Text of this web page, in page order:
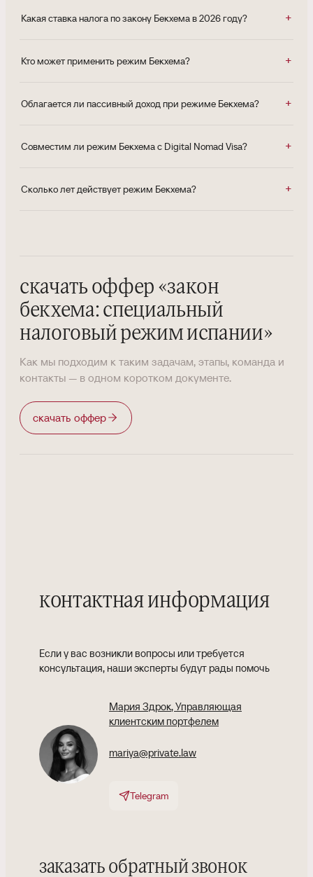
Какая ставка налога по закону Бекхема в 2026 году?
Кто может применить режим Бекхема?
Облагается ли пассивный доход при режиме Бекхема?
Совместим ли режим Бекхема с Digital Nomad Visa?
Сколько лет действует режим Бекхема?
скачать оффер «закон
бекхема: специальный
налоговый режим испании»
Как мы подходим к таким задачам, этапы, команда и
контакты — в одном коротком документе.
скачать оффер
контактная информация
Если у вас возникли вопросы или требуется
консультация, наши эксперты будут рады помочь
Мария Здрок, Управляющая
клиентским портфелем
mariya@private.law
Telegram
заказать обратный звонок